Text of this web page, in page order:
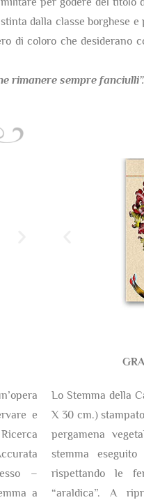
dalla classe borghese
di coloro che desiderano
rimanere sempre fanciulli”.
e
–
a
Lo Stemma della
X 30 cm.)
pergamena
stemma
rispettando le
“araldica”. A